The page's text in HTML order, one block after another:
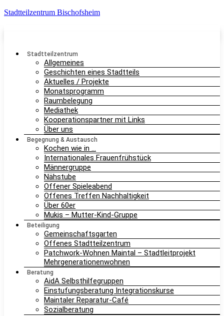
Stadtteilzentrum Bischofsheim
Stadtteilzentrum
Allgemeines
Geschichten eines Stadtteils
Aktuelles / Projekte
Monatsprogramm
Raumbelegung
Mediathek
Kooperationspartner mit Links
Über uns
Begegnung & Austausch
Kochen wie in …
Internationales Frauenfrühstück
Männergruppe
Nähstube
Offener Spieleabend
Offenes Treffen Nachhaltigkeit
Über 60er
Mukis – Mutter-Kind-Gruppe
Beteiligung
Gemeinschaftsgarten
Offenes Stadtteilzentrum
Patchwork-Wohnen Maintal – Stadtleitprojekt
Mehrgenerationenwohnen
Beratung
AidA Selbsthilfegruppen
Einstufungsberatung Integrationskurse
Maintaler Reparatur-Café
Sozialberatung